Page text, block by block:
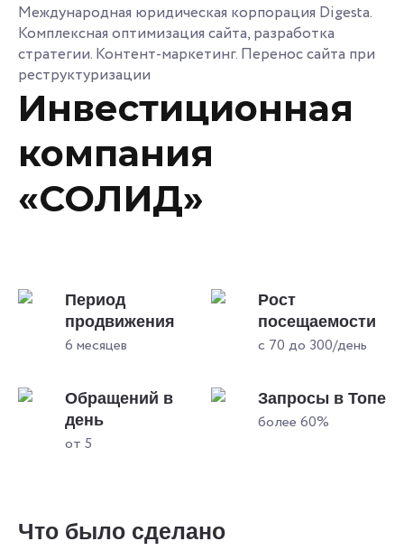
Международная юридическая корпорация Digesta.
Комплексная оптимизация сайта, разработка
стратегии. Контент-маркетинг. Перенос сайта при
реструктуризации
Инвестиционная
компания
«СОЛИД»
Период
продвижения
6 месяцев
Рост
посещаемости
с 70 до 300/день
Обращений в
день
от 5
Запросы в Топе
более 60%
Что было сделано